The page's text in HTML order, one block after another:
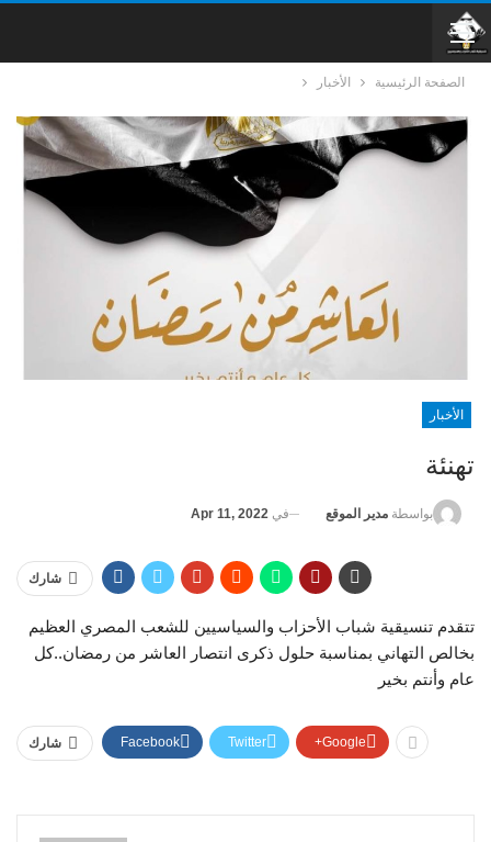
الصفحة الرئيسية الأخبار
الأخبار
تهنئة
بواسطة مدير الموقع في Apr 11, 2022
شارك
تتقدم تنسيقية شباب الأحزاب والسياسيين للشعب المصري العظيم
بخالص التهاني بمناسبة حلول ذكرى انتصار العاشر من رمضان..كل
عام وأنتم بخير
شارك Facebook Twitter Google+